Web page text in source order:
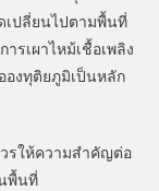
เปลี่ยนไปตามพื้นที่
รเผาไหม้เชื้อเพลิง
องทุติยภูมิเป็นหลัก
ให้ความสำคัญต่อ
พื้นที่